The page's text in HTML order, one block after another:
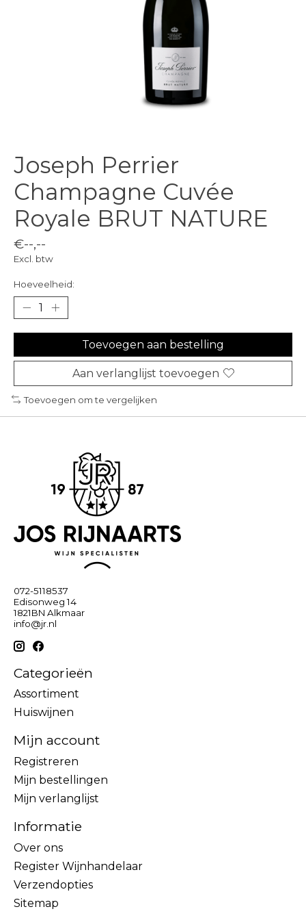
Joseph Perrier
Champagne Cuvée
Royale BRUT NATURE
€--,--
Excl. btw
Hoeveelheid:
Toevoegen aan bestelling
Aan verlanglijst toevoegen
Toevoegen om te vergelijken
072-5118537
Edisonweg 14
1821BN Alkmaar
info@jr.nl
Categorieën
Assortiment
Huiswijnen
Mijn account
Registreren
Mijn bestellingen
Mijn verlanglijst
Informatie
Over ons
Register Wijnhandelaar
Verzendopties
Sitemap